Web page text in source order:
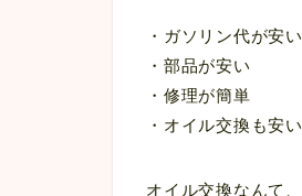
・ガソリン代が安い
・部品が安い
・修理が簡単
・オイル交換も安い
オイル交換なんて